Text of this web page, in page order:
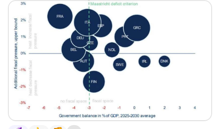
повышенными ценами на электроэнергию,
деформирование железнодорожного полотна
снижение производительности:. при жаре в 32 градуса
производительность падает на 37%, а при 38 градусов
— на 60!
при наличии периодов аномальной жары в будущем,
ВВП ЕС потеряет от 5 до 7% до 2030 года (совокупно, а
не в год), то есть 1%+ в год. Больше денег потребуется
бюджету для борьбы с жарой (тушение пожаров), а
налоговые поступления сократятся.